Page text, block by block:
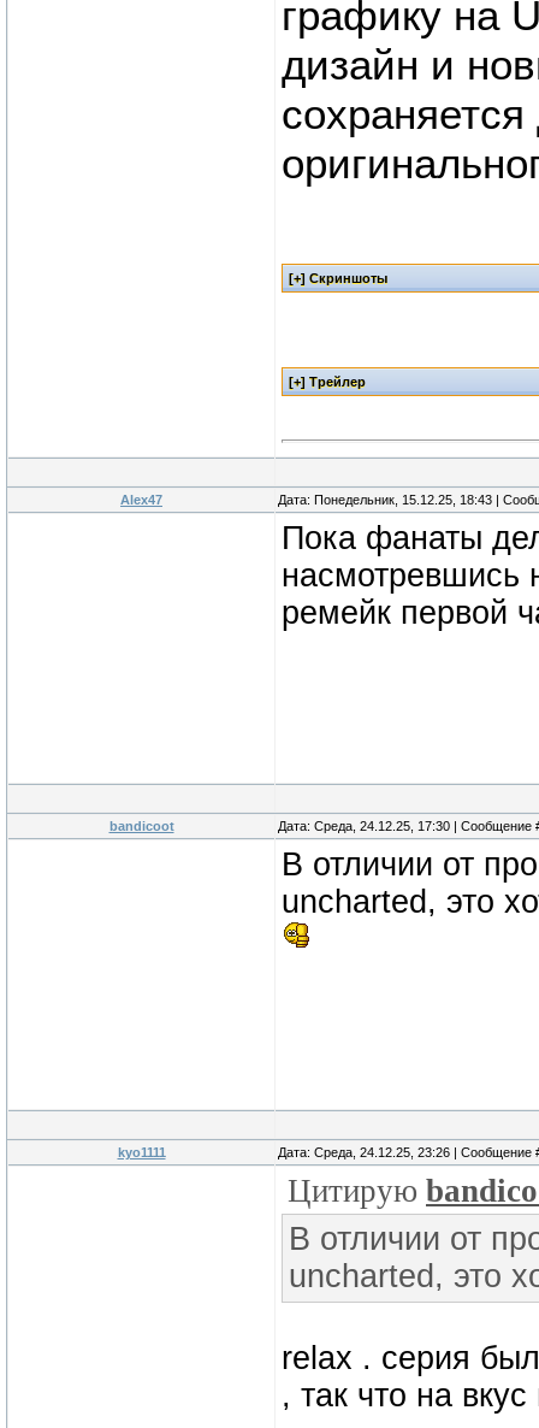
графику на
дизайн и
Alex47 Дата: Понедельник, 15.12.25, 18:43 |
Пока фанаты
насмотревшись
ремейк первой
bandicoot Дата: Среда, 24.12.25, 17:30 | Сообщение
В отличии от
uncharted, это
kyo1111 Дата: Среда, 24.12.25, 23:26 | Сообщение
Цитирую
В отличии от
uncharted, это
relax . серия
, так что на вкус